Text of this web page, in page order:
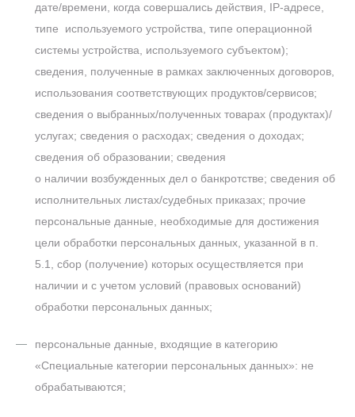
дате/времени, когда совершались действия, IP-адресе,
типе используемого устройства, типе операционной
системы устройства, используемого субъектом);
сведения, полученные в рамках заключенных договоров,
использования соответствующих продуктов/сервисов;
сведения о выбранных/полученных товарах (продуктах)/
услугах; сведения о расходах; сведения о доходах;
сведения об образовании; сведения
о наличии возбужденных дел о банкротстве; сведения об
исполнительных листах/судебных приказах; прочие
персональные данные, необходимые для достижения
цели обработки персональных данных, указанной в п.
5.1, сбор (получение) которых осуществляется при
наличии и с учетом условий (правовых оснований)
обработки персональных данных;
персональные данные, входящие в категорию
«Специальные категории персональных данных»: не
обрабатываются;